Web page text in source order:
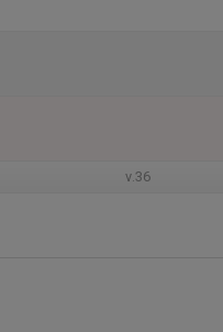
v.36